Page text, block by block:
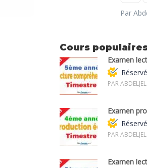
Par
Cours
Examen
PAR
Examen
PAR
Examen